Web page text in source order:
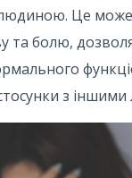
людиною. Це
та болю,
з